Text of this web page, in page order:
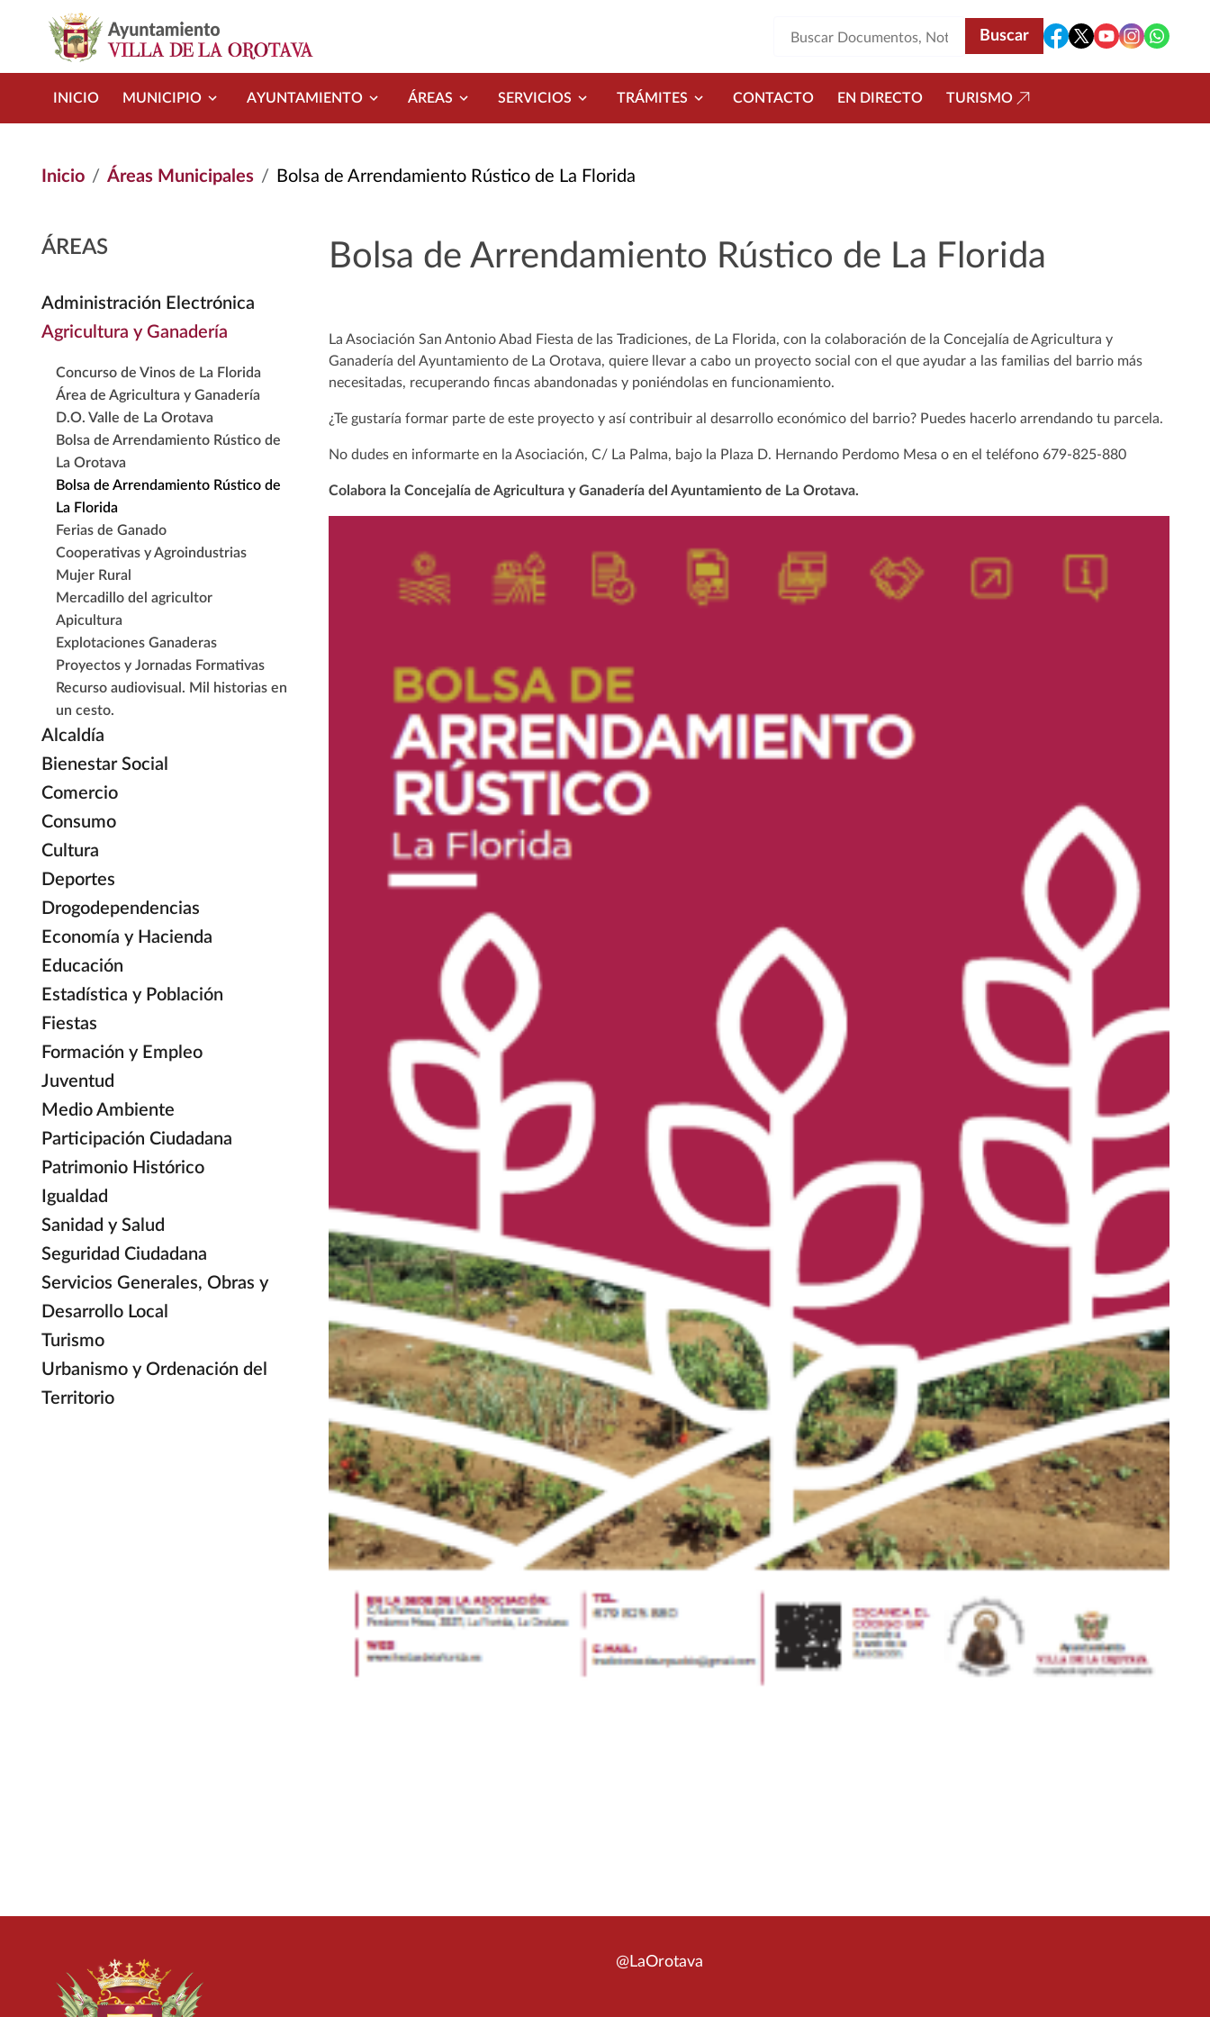
INICIO MUNICIPIO AYUNTAMIENTO ÁREAS SERVICIOS TRÁMITES CONTACTO EN DIRECTO TURISMO
Inicio Áreas Municipales Bolsa de Arrendamiento Rústico de La Florida
ÁREAS
Administración Electrónica
Agricultura y Ganadería
Concurso de Vinos de La Florida
Área de Agricultura y Ganadería
D.O. Valle de La Orotava
Bolsa de Arrendamiento Rústico de
La Orotava
Bolsa de Arrendamiento Rústico de
La Florida
Ferias de Ganado
Cooperativas y Agroindustrias
Mujer Rural
Mercadillo del agricultor
Apicultura
Explotaciones Ganaderas
Proyectos y Jornadas Formativas
Recurso audiovisual. Mil historias en
un cesto.
Alcaldía
Bienestar Social
Comercio
Consumo
Cultura
Deportes
Drogodependencias
Economía y Hacienda
Educación
Estadística y Población
Fiestas
Formación y Empleo
Juventud
Medio Ambiente
Participación Ciudadana
Patrimonio Histórico
Igualdad
Sanidad y Salud
Seguridad Ciudadana
Servicios Generales, Obras y
Desarrollo Local
Turismo
Urbanismo y Ordenación del
Territorio
Bolsa de Arrendamiento Rústico de La Florida
La Asociación San Antonio Abad Fiesta de las Tradiciones, de La Florida, con la colaboración de la Concejalía de Agricultura y
Ganadería del Ayuntamiento de La Orotava, quiere llevar a cabo un proyecto social con el que ayudar a las familias del barrio más
necesitadas, recuperando fincas abandonadas y poniéndolas en funcionamiento.
¿Te gustaría formar parte de este proyecto y así contribuir al desarrollo económico del barrio? Puedes hacerlo arrendando tu parcela.
No dudes en informarte en la Asociación, C/ La Palma, bajo la Plaza D. Hernando Perdomo Mesa o en el teléfono 679-825-880
Colabora la Concejalía de Agricultura y Ganadería del Ayuntamiento de La Orotava.
@LaOrotava